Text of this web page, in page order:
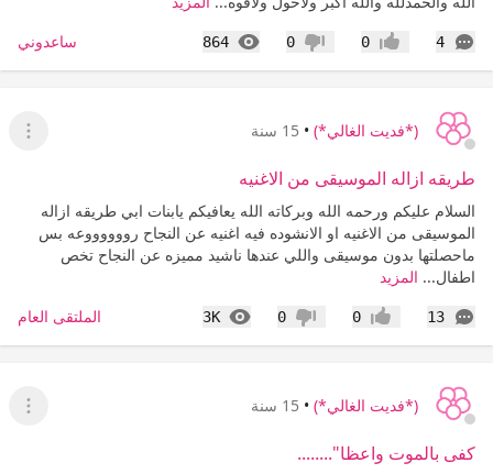
4
التعليقات إعجاب0 عدم إعجاب
0
864
المشاهدات ساعدوني
(*فديت الغالي*) • 15 سنة
عرض
طريقه ازاله الموسيقى من الاغنيه
السلام عليكم ورحمه الله وبركاته الله يعافيكم يابنات ابي طريقه ازاله
الموسيقى من الاغنيه او الانشوده فيه اغنيه عن النجاح رووووووعه بس
ماحصلتها بدون موسيقى واللي عندها ناشيد مميزه عن النجاح تخص
اطفال... المزيد
13
التعليقات إعجاب0 عدم إعجاب
0
3K
المشاهدات الملتقى العام
(*فديت الغالي*) • 15 سنة
عرض
كفى بالموت واعظا"........